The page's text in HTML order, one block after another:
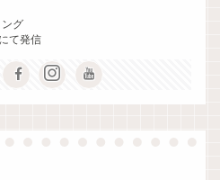
ング
て発信